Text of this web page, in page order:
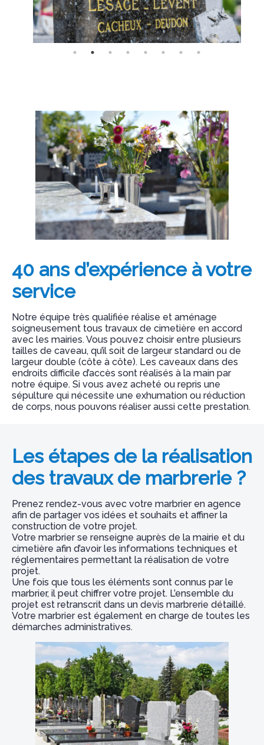
40 ans d’expérience à votre
service
Notre équipe très qualifiée réalise et aménage
soigneusement tous travaux de cimetière en accord
avec les mairies. Vous pouvez choisir entre plusieurs
tailles de caveau, qu’il soit de largeur standard ou de
largeur double (côte à côte). Les caveaux dans des
endroits difficile d’accès sont réalisés à la main par
notre équipe. Si vous avez acheté ou repris une
sépulture qui nécessite une exhumation ou réduction
de corps, nous pouvons réaliser aussi cette prestation.
Les étapes de la réalisation
des travaux de marbrerie ?
Prenez rendez-vous avec votre marbrier en agence
afin de partager vos idées et souhaits et affiner la
construction de votre projet.
Votre marbrier se renseigne auprès de la mairie et du
cimetière afin d’avoir les informations techniques et
réglementaires permettant la réalisation de votre
projet.
Une fois que tous les éléments sont connus par le
marbrier, il peut chiffrer votre projet. L’ensemble du
projet est retranscrit dans un devis marbrerie détaillé.
Votre marbrier est également en charge de toutes les
démarches administratives.